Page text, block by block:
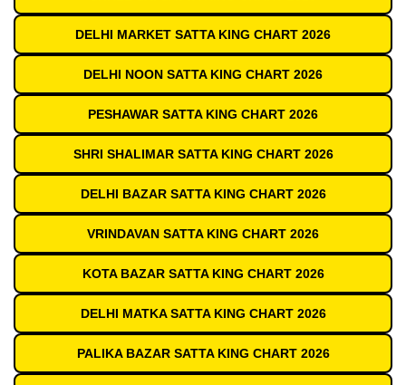
DELHI MARKET SATTA KING CHART 2026
DELHI NOON SATTA KING CHART 2026
PESHAWAR SATTA KING CHART 2026
SHRI SHALIMAR SATTA KING CHART 2026
DELHI BAZAR SATTA KING CHART 2026
VRINDAVAN SATTA KING CHART 2026
KOTA BAZAR SATTA KING CHART 2026
DELHI MATKA SATTA KING CHART 2026
PALIKA BAZAR SATTA KING CHART 2026